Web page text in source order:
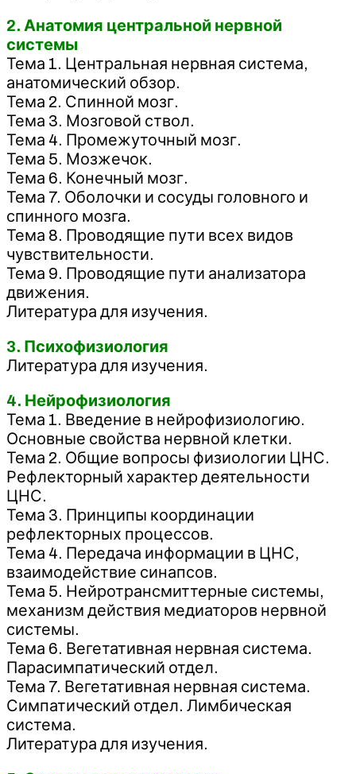
2. Анатомия центральной нервной
системы
Тема 1. Центральная нервная система,
анатомический обзор.
Тема 2. Спинной мозг.
Тема 3. Мозговой ствол.
Тема 4. Промежуточный мозг.
Тема 5. Мозжечок.
Тема 6. Конечный мозг.
Тема 7. Оболочки и сосуды головного и
спинного мозга.
Тема 8. Проводящие пути всех видов
чувствительности.
Тема 9. Проводящие пути анализатора
движения.
Литература для изучения.
3. Психофизиология
Литература для изучения.
4. Нейрофизиология
Тема 1. Введение в нейрофизиологию.
Основные свойства нервной клетки.
Тема 2. Общие вопросы физиологии ЦНС.
Рефлекторный характер деятельности
ЦНС.
Тема 3. Принципы координации
рефлекторных процессов.
Тема 4. Передача информации в ЦНС,
взаимодействие синапсов.
Тема 5. Нейротрансмиттерные системы,
механизм действия медиаторов нервной
системы.
Тема 6. Вегетативная нервная система.
Парасимпатический отдел.
Тема 7. Вегетативная нервная система.
Симпатический отдел. Лимбическая
система.
Литература для изучения.